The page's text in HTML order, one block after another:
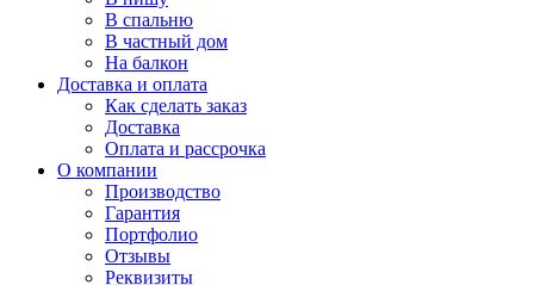
В спальню
В частный дом
На балкон
Доставка и оплата
Как сделать заказ
Доставка
Оплата и рассрочка
О компании
Производство
Гарантия
Портфолио
Отзывы
Реквизиты